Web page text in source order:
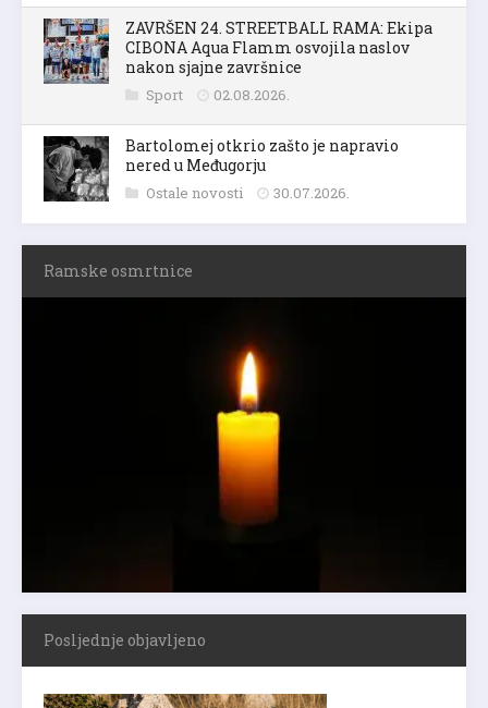
ZAVRŠEN 24. STREETBALL RAMA: Ekipa
CIBONA Aqua Flamm osvojila naslov
nakon sjajne završnice
Sport 02.08.2026.
Bartolomej otkrio zašto je napravio
nered u Međugorju
Ostale novosti 30.07.2026.
Ramske osmrtnice
Posljednje objavljeno